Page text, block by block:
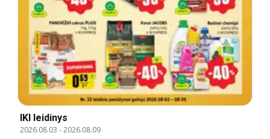
IKI leidinys
2026.08.03 -2026.08.09